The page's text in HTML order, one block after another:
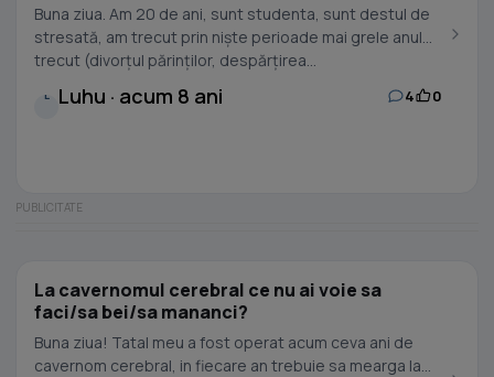
Buna ziua. Am 20 de ani, sunt studenta, sunt destul de
stresată, am trecut prin niște perioade mai grele anul
trecut (divorțul părinților, despărțirea...
L Luhu · acum 8 ani 4 0
La cavernomul cerebral ce nu ai voie sa
faci/sa bei/sa mananci?
Buna ziua! Tatal meu a fost operat acum ceva ani de
cavernom cerebral, in fiecare an trebuie sa mearga la